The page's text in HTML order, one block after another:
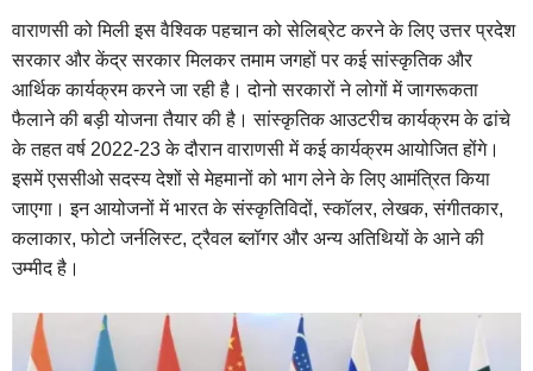
वाराणसी को मिली इस वैश्विक पहचान को सेलिब्रेट करने के लिए उत्तर प्रदेश
सरकार और केंद्र सरकार मिलकर तमाम जगहों पर कई सांस्‍कृतिक और
आर्थिक कार्यक्रम करने जा रही है। दोनो सरकारों ने लोगों में जागरूकता
फैलाने की बड़ी योजना तैयार की है। सांस्कृतिक आउटरीच कार्यक्रम के ढांचे
के तहत वर्ष 2022-23 के दौरान वाराणसी में कई कार्यक्रम आयोजित होंगे।
इसमें एससीओ सदस्य देशों से मेहमानों को भाग लेने के लिए आमंत्रित किया
जाएगा। इन आयोजनों में भारत के संस्कृतिविदों, स्कॉलर, लेखक, संगीतकार,
कलाकार, फोटो जर्नलिस्ट, ट्रैवल ब्लॉगर और अन्य अतिथियों के आने की
उम्मीद है।